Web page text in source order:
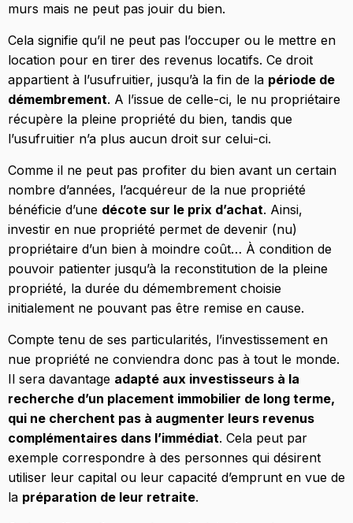
murs mais ne peut pas jouir du bien.
Cela signifie qu’il ne peut pas l’occuper ou le mettre en
location pour en tirer des revenus locatifs. Ce droit
appartient à l’usufruitier, jusqu’à la fin de la période de
démembrement. A l’issue de celle-ci, le nu propriétaire
récupère la pleine propriété du bien, tandis que
l’usufruitier n’a plus aucun droit sur celui-ci.
Comme il ne peut pas profiter du bien avant un certain
nombre d’années, l’acquéreur de la nue propriété
bénéficie d’une décote sur le prix d’achat. Ainsi,
investir en nue propriété permet de devenir (nu)
propriétaire d’un bien à moindre coût… À condition de
pouvoir patienter jusqu’à la reconstitution de la pleine
propriété, la durée du démembrement choisie
initialement ne pouvant pas être remise en cause.
Compte tenu de ses particularités, l’investissement en
nue propriété ne conviendra donc pas à tout le monde.
Il sera davantage adapté aux investisseurs à la
recherche d’un placement immobilier de long terme,
qui ne cherchent pas à augmenter leurs revenus
complémentaires dans l’immédiat. Cela peut par
exemple correspondre à des personnes qui désirent
utiliser leur capital ou leur capacité d’emprunt en vue de
la préparation de leur retraite.